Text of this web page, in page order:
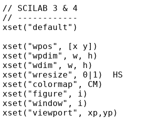
// SCILAB 3 & 4
// ------------
xset("default")
xset("wpos", [x y])
xset("wpdim", w, h)
xset("wdim", w, h)
xset("wresize", 0|1)  HS
xset("colormap", CM)
xset("figure", i)
xset("window", i)
xset("viewport", xp,yp)